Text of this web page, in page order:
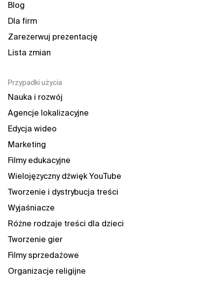
Blog
Dla firm
Zarezerwuj prezentację
Lista zmian
Przypadki użycia
Nauka i rozwój
Agencje lokalizacyjne
Edycja wideo
Marketing
Filmy edukacyjne
Wielojęzyczny dźwięk YouTube
Tworzenie i dystrybucja treści
Wyjaśniacze
Różne rodzaje treści dla dzieci
Tworzenie gier
Filmy sprzedażowe
Organizacje religijne